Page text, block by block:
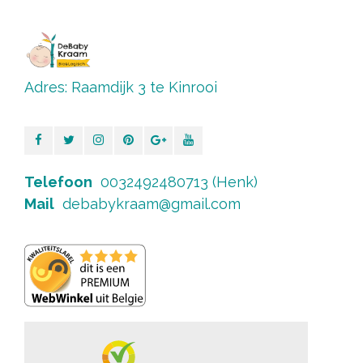
Adres: Raamdijk 3 te Kinrooi
Telefoon 0032492480713 (Henk)
Mail debabykraam@gmail.com